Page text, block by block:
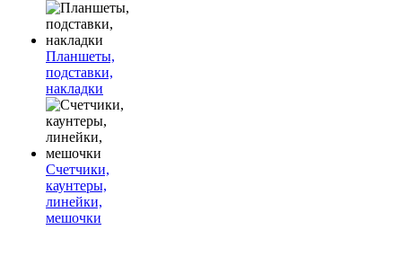
Планшеты,
подставки,
накладки
Счетчики,
каунтеры,
линейки,
мешочки